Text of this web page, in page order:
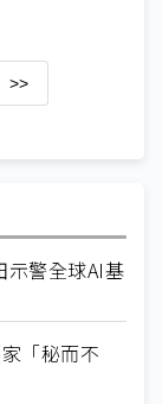
>>
警全球AI基
「秘而不